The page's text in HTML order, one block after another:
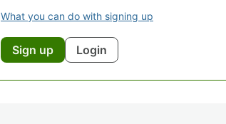
What you can do with signing up
Sign up Login